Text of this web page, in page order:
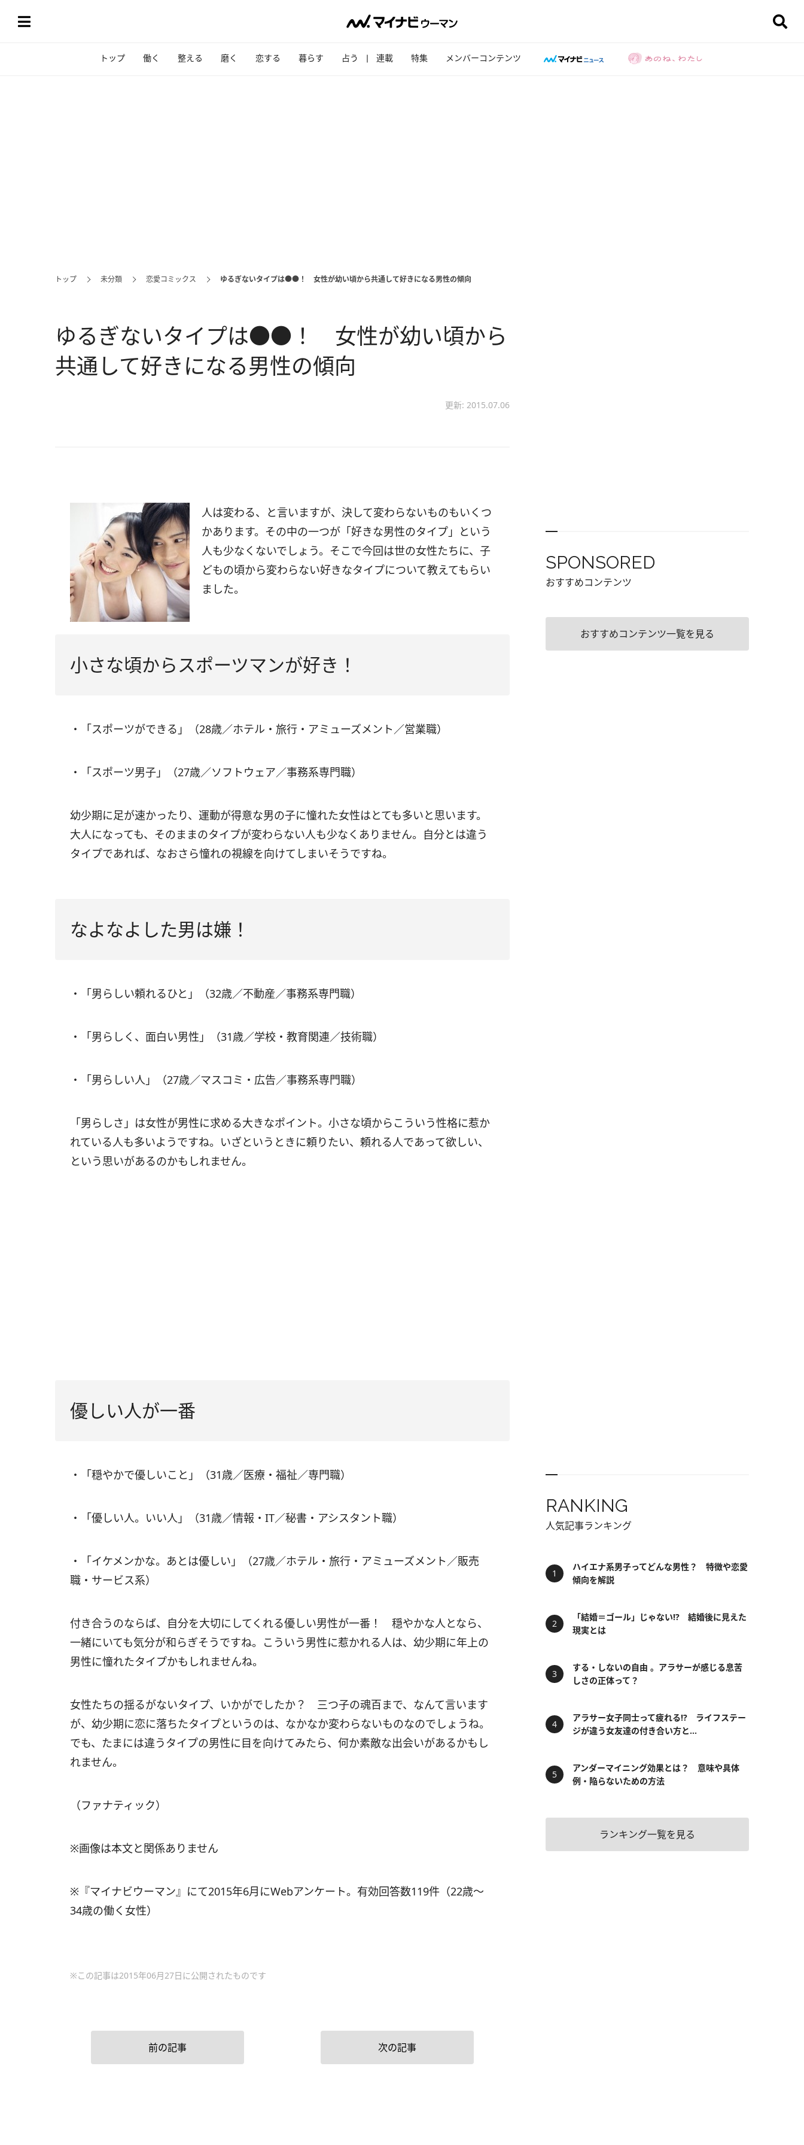
トップ 働く 整える 磨く 恋する 暮らす 占う 連載 特集 メンバーコンテンツ
トップ 未分類 恋愛コミックス ゆるぎないタイプは●●！ 女性が幼い頃から共通して好きになる男性の傾向
ゆるぎないタイプは●●！ 女性が幼い頃から
共通して好きになる男性の傾向
更新: 2015.07.06
人は変わる、と言いますが、決して変わらないものもいくつ
かあります。その中の一つが「好きな男性のタイプ」という
人も少なくないでしょう。そこで今回は世の女性たちに、子
どもの頃から変わらない好きなタイプについて教えてもらい
ました。
小さな頃からスポーツマンが好き！
・「スポーツができる」（28歳／ホテル・旅行・アミューズメント／営業職）
・「スポーツ男子」（27歳／ソフトウェア／事務系専門職）
幼少期に足が速かったり、運動が得意な男の子に憧れた女性はとても多いと思います。
大人になっても、そのままのタイプが変わらない人も少なくありません。自分とは違う
タイプであれば、なおさら憧れの視線を向けてしまいそうですね。
なよなよした男は嫌！
・「男らしい頼れるひと」（32歳／不動産／事務系専門職）
・「男らしく、面白い男性」（31歳／学校・教育関連／技術職）
・「男らしい人」（27歳／マスコミ・広告／事務系専門職）
「男らしさ」は女性が男性に求める大きなポイント。小さな頃からこういう性格に惹か
れている人も多いようですね。いざというときに頼りたい、頼れる人であって欲しい、
という思いがあるのかもしれません。
優しい人が一番
・「穏やかで優しいこと」（31歳／医療・福祉／専門職）
・「優しい人。いい人」（31歳／情報・IT／秘書・アシスタント職）
・「イケメンかな。あとは優しい」（27歳／ホテル・旅行・アミューズメント／販売
職・サービス系）
付き合うのならば、自分を大切にしてくれる優しい男性が一番！ 穏やかな人となら、
一緒にいても気分が和らぎそうですね。こういう男性に惹かれる人は、幼少期に年上の
男性に憧れたタイプかもしれませんね。
女性たちの揺るがないタイプ、いかがでしたか？ 三つ子の魂百まで、なんて言います
が、幼少期に恋に落ちたタイプというのは、なかなか変わらないものなのでしょうね。
でも、たまには違うタイプの男性に目を向けてみたら、何か素敵な出会いがあるかもし
れません。
（ファナティック）
※画像は本文と関係ありません
※『マイナビウーマン』にて2015年6月にWebアンケート。有効回答数119件（22歳～
34歳の働く女性）
※この記事は2015年06月27日に公開されたものです
前の記事 次の記事
SPONSORED
おすすめコンテンツ
おすすめコンテンツ一覧を見る
RANKING
人気記事ランキング
ハイエナ系男子ってどんな男性？ 特徴や恋愛
傾向を解説
「結婚＝ゴール」じゃない⁉ 結婚後に見えた
現実とは
する・しないの自由 。アラサーが感じる息苦
しさの正体って？
アラサー女子同士って疲れる⁉ ライフステー
ジが違う女友達の付き合い方と...
アンダーマイニング効果とは？ 意味や具体
例・陥らないための方法
ランキング一覧を見る